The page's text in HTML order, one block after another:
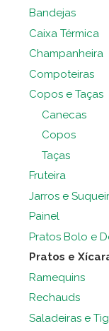
Bandejas
Caixa Térmica
Champanheira
Compoteiras
Copos e Taças
Canecas
Copos
Taças
Fruteira
Jarros e
Painel
Pratos Bolo e
Pratos e
Ramequins
Rechauds
Saladeiras e